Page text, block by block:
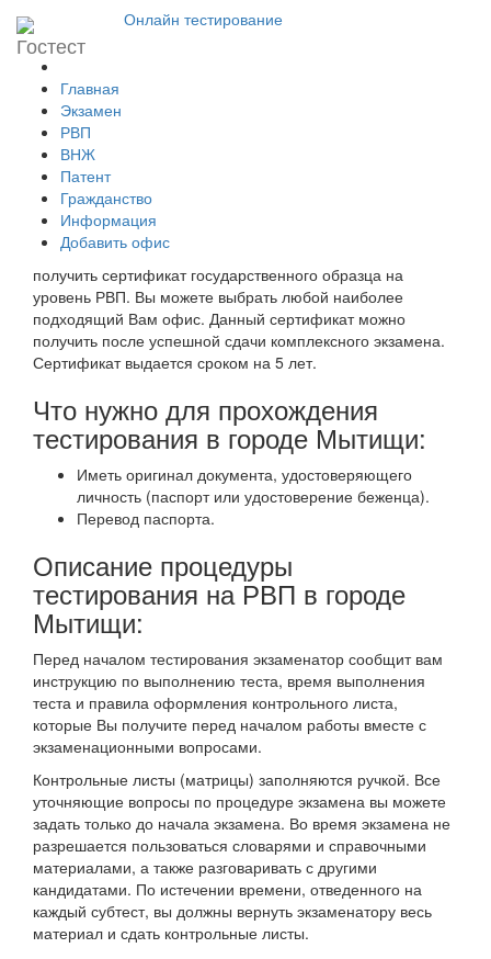
Онлайн тестирование
Главная
Экзамен
РВП
ВНЖ
Патент
Гражданство
Информация
Добавить офис
Экзамен на РВП в г.Мытищи
Добавить свой локальный центр
Экзамен на РВП в г.Мытищи
В указанных на сайте центрах тестирования города
Мытищи можно сдать комплексный экзамен на знание
русского языка, истории и основ законодательства РФ и
получить сертификат государственного образца на
уровень РВП. Вы можете выбрать любой наиболее
подходящий Вам офис. Данный сертификат можно
получить после успешной сдачи комплексного экзамена.
Сертификат выдается сроком на 5 лет.
Что нужно для прохождения
тестирования в городе Мытищи:
Иметь оригинал документа, удостоверяющего
личность (паспорт или удостоверение беженца).
Перевод паспорта.
Описание процедуры
тестирования на РВП в городе
Мытищи:
Перед началом тестирования экзаменатор сообщит вам
инструкцию по выполнению теста, время выполнения
теста и правила оформления контрольного листа,
которые Вы получите перед началом работы вместе с
экзаменационными вопросами.
Контрольные листы (матрицы) заполняются ручкой. Все
уточняющие вопросы по процедуре экзамена вы можете
задать только до начала экзамена. Во время экзамена не
разрешается пользоваться словарями и справочными
материалами, а также разговаривать с другими
кандидатами. По истечении времени, отведенного на
каждый субтест, вы должны вернуть экзаменатору весь
материал и сдать контрольные листы.